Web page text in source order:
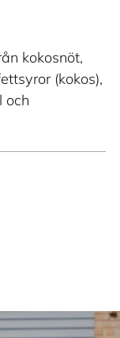
kokosnöt,
(kokos),
och